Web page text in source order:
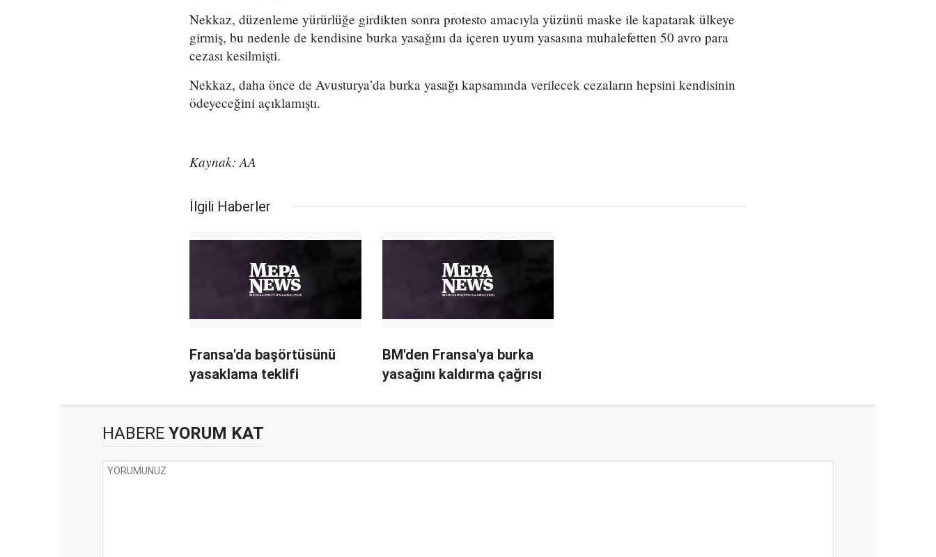
Nekkaz, düzenleme yürürlüğe girdikten sonra protesto amacıyla yüzünü maske ile kapatarak ülkeye
girmiş, bu nedenle de kendisine burka yasağını da içeren uyum yasasına muhalefetten 50 avro para
cezası kesilmişti.
Nekkaz, daha önce de Avusturya’da burka yasağı kapsamında verilecek cezaların hepsini kendisinin
ödeyeceğini açıklamıştı.
Kaynak: AA
İlgili Haberler
Fransa'da başörtüsünü
yasaklama teklifi
BM'den Fransa'ya burka
yasağını kaldırma çağrısı
HABERE YORUM KAT